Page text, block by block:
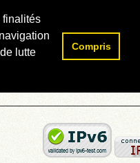
finalités
lutte
Compris
Rechercher :